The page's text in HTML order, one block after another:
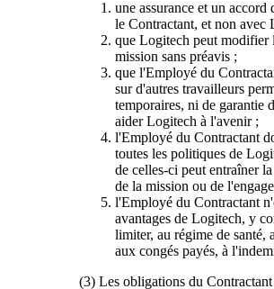
une assurance et un accord
le Contractant, et non avec
que Logitech peut modifier
mission sans préavis ;
que l'Employé du
sur d'autres travailleurs
temporaires, ni de garantie
aider Logitech à l'avenir ;
l'Employé du Contractant
toutes les politiques de
de celles-ci peut entraîner
de la mission ou de
l'Employé du Contractant
avantages de Logitech, y
limiter, au régime de santé,
aux congés payés, à
(3) Les obligations du